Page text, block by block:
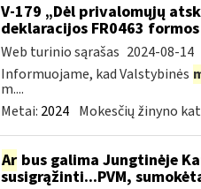
V-179 „Dėl privalomųjų
deklaracijos FR0463 formos
Web turinio sąrašas 2024-08-14
Informuojame, kad Valstybinės
m....
Metai: 2024 Mokesčių žinyno
Arbus galima Jungtinėje
susigrąžinti...PVM,